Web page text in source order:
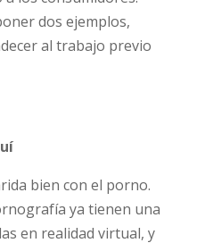
de un
y privado a los
PayPal, por poner
bien con el porno.